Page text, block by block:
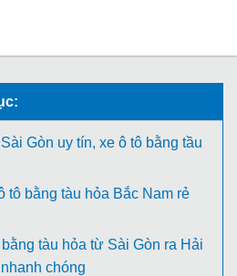
Gòn uy tín, xe ô tô bằng tầu
tô bằng tàu hỏa Bắc Nam rẻ
tàu hỏa từ Sài Gòn ra Hải
chóng